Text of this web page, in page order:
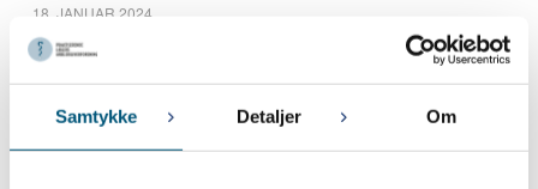
Samtykke Detaljer Om
18. JANUAR 2024
Indsamling af forslag til krav til fornyelse af overenskomsterne for:
Praksisamanuenser fase 2 og 3, Ansatte speciallæger i
kapaciteter og Lægevikarer
5. JANUAR 2024
Snevejr og manglende fremmøde